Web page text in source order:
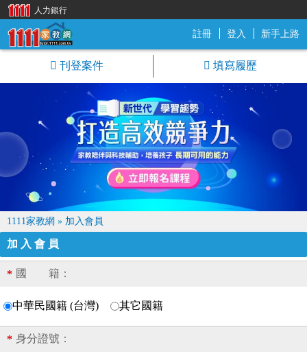
註冊 登入 新手上路
刊登案件 填寫履歷
1111家教網 » 加入會員
加入會員
* 國 籍：
中華民國籍 (台灣) 其它國籍
* 身分證號 ：
人力銀行